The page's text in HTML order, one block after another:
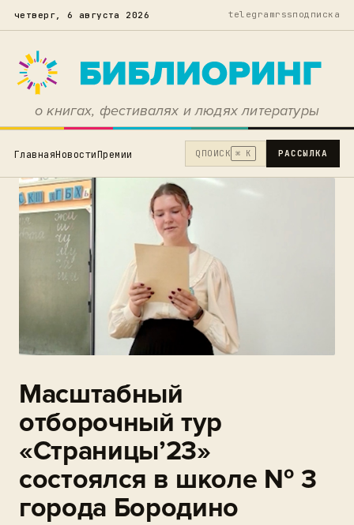
четверг, 6 августа 2026 telegramrssподписка
о книгах, фестивалях и людях литературы
ГлавнаяНовостиПремии Q ПОИСК ⌘ K РАССЫЛКА
Масштабный
отборочный тур
«Страницы’23»
состоялся в школе № 3
города Бородино